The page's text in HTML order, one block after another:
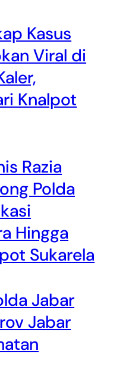
Kasus
Viral di
Knalpot
Razia
Polda
Hingga
Sukarela
Jabar
Jabar